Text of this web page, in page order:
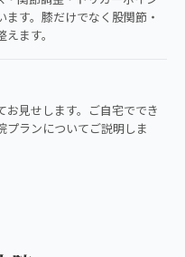
す。膝だけでなく股関節・
ます。
見せします。ご自宅ででき
プランについてご説明しま